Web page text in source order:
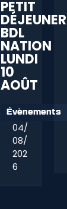
PETIT
DÉJEUNER
BDL
NATION
LUNDI
10
AOÛT
Évènements
04/
08/
202
6